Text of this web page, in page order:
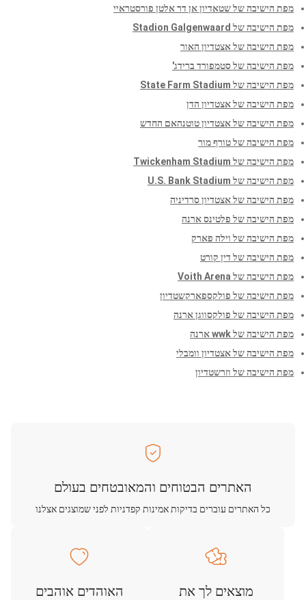
מפת הישיבה של שטאדיון אן דר אלטן פורסטראיי
מפת הישיבה של Stadion Galgenwaard
מפת הישיבה של אצטדיון האור
מפת הישיבה של סטמפורד ברידג'
מפת הישיבה של State Farm Stadium
מפת הישיבה של אצטדיון הדן
מפת הישיבה של אצטדיון טוטנהאם החדש
מפת הישיבה של טורף מור
מפת הישיבה של Twickenham Stadium
מפת הישיבה של U.S. Bank Stadium
מפת הישיבה של אצטדיון סרדיניה
מפת הישיבה של פלטינס ארנה
מפת הישיבה של וילה פארק
מפת הישיבה של דין קורט
מפת הישיבה של Voith Arena
מפת הישיבה של פולקספארקשטדיון
מפת הישיבה של פולקסווגן ארנה
מפת הישיבה של wwk ארנה
מפת הישיבה של אצטדיון וומבלי
מפת הישיבה של וזרשטדיון
האתרים הבטוחים והמאובטחים בעולם
כל האתרים עוברים בדיקות אמינות קפדניות לפני שמוצגים אצלנו
מוצאים לך את
האוהדים אוהבים